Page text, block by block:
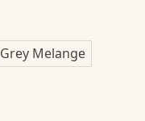
Grey Melange